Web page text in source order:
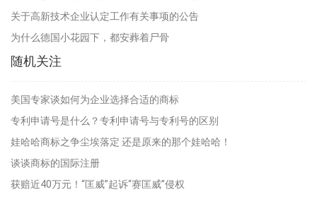
关于高新技术企业认定工作有关事项的公告
为什么德国小花园下，都安葬着尸骨
随机关注
美国专家谈如何为企业选择合适的商标
专利申请号是什么？专利申请号与专利号的区别
娃哈哈商标之争尘埃落定 还是原来的那个娃哈哈！
谈谈商标的国际注册
获赔近40万元！“匡威”起诉“赛匡威”侵权